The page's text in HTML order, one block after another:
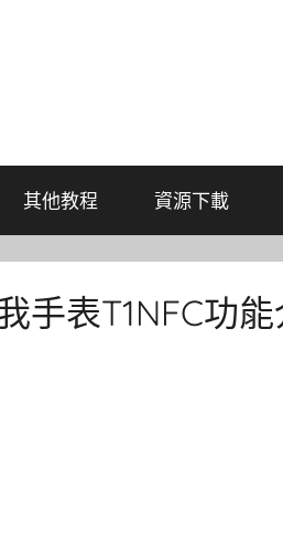
其他教程 資源下載
手表T1NFC功